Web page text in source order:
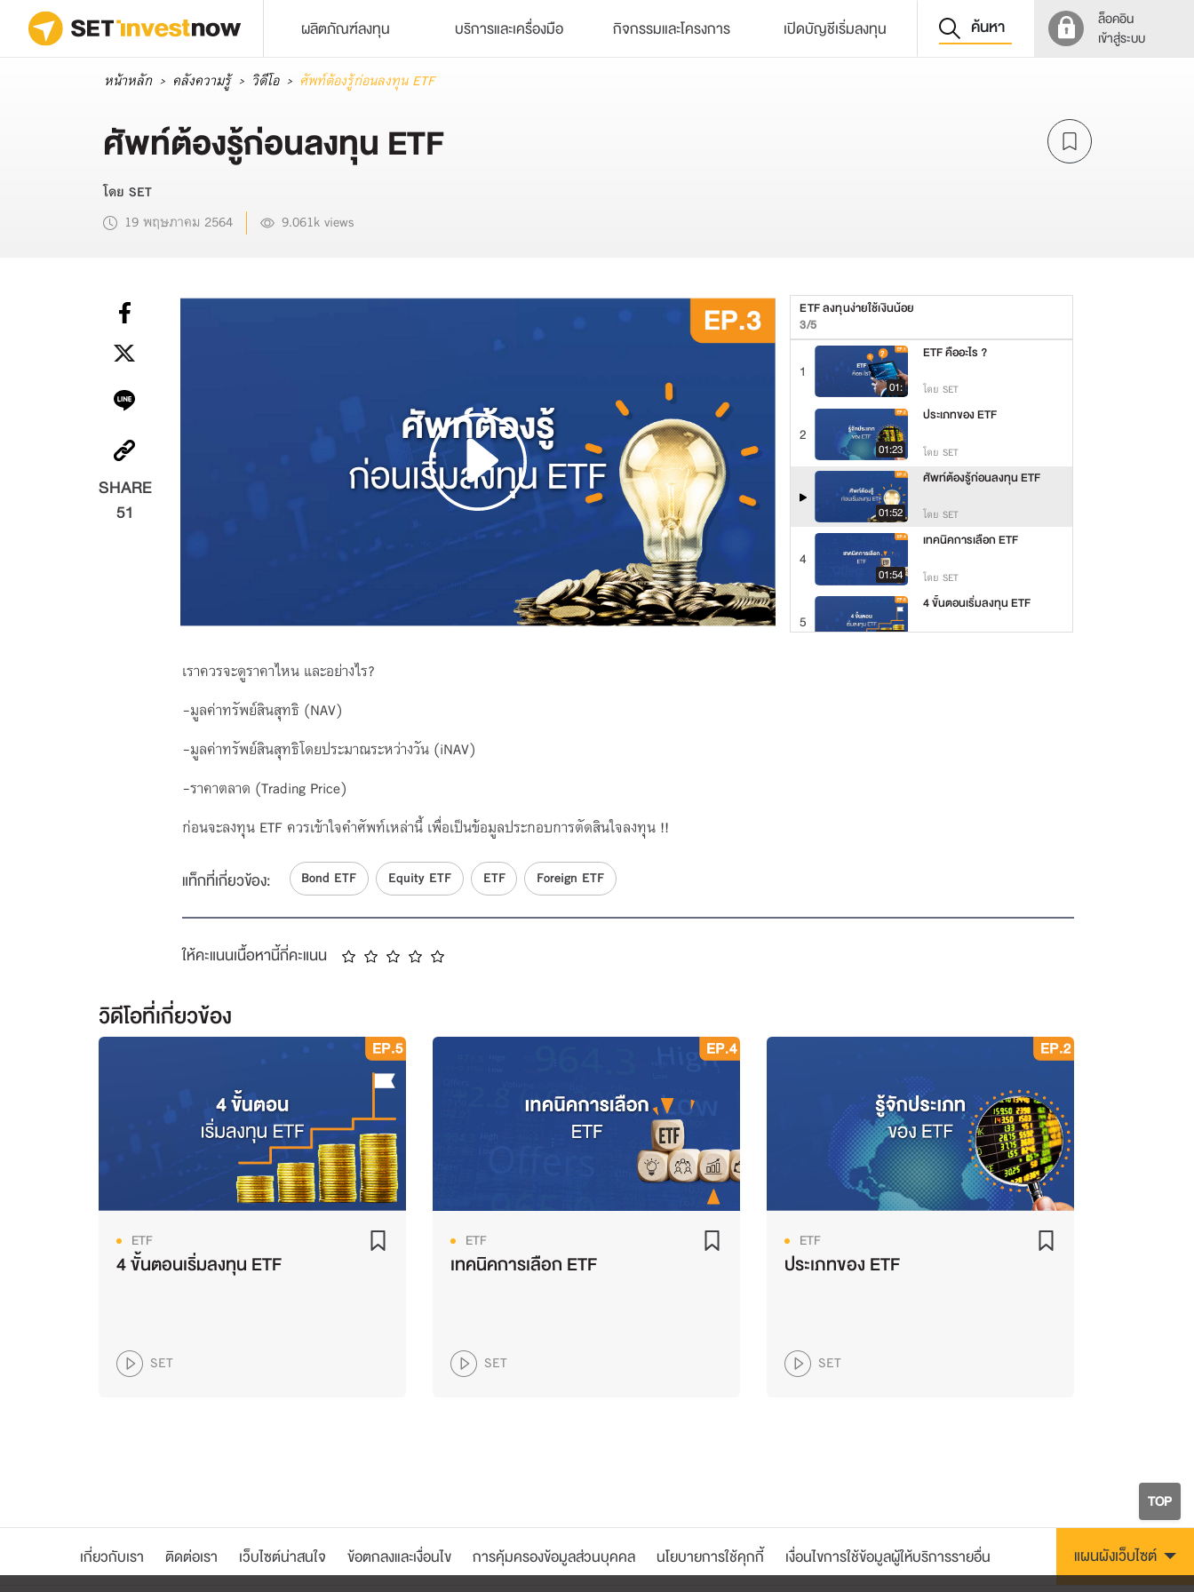
ผลิตภัณฑ์ลงทุน บริการและเครื่องมือ กิจกรรมและโครงการ เปิดบัญชีเริ่มลงทุน ค้นหา
ล็อคอิน
เข้าสู่ระบบ
หน้าหลัก คลังความรู้ วิดีโอ ศัพท์ต้องรู้ก่อนลงทุน ETF
ศัพท์ต้องรู้ก่อนลงทุน ETF
โดย SET
19 พฤษภาคม 2564
9.061k views
SHARE
51
ETF ลงทุนง่ายใช้เงินน้อย
3/5
1
01:
ETF คืออะไร ?
โดย SET
2
01:23
ประเภทของ ETF
โดย SET
01:52
ศัพท์ต้องรู้ก่อนลงทุน ETF
โดย SET
4
01:54
เทคนิคการเลือก ETF
โดย SET
5
01:15
4 ขั้นตอนเริ่มลงทุน ETF
เราควรจะดูราคาไหน และอย่างไร?
-มูลค่าทรัพย์สินสุทธิ (NAV)
-มูลค่าทรัพย์สินสุทธิโดยประมาณระหว่างวัน (iNAV)
-ราคาตลาด (Trading Price)
ก่อนจะลงทุน ETF ควรเข้าใจคำศัพท์เหล่านี้ เพื่อเป็นข้อมูลประกอบการตัดสินใจลงทุน !!
แท็กที่เกี่ยวข้อง: Bond ETF Equity ETF ETF Foreign ETF
ให้คะแนนเนื้อหานี้กี่คะแนน
วิดีโอที่เกี่ยวข้อง
ETF
4 ขั้นตอนเริ่มลงทุน ETF
SET
ETF
เทคนิคการเลือก ETF
SET
ETF
ประเภทของ ETF
SET
TOP
เกี่ยวกับเรา ติดต่อเรา เว็บไซต์น่าสนใจ ข้อตกลงและเงื่อนไข การคุ้มครองข้อมูลส่วนบุคคล นโยบายการใช้คุกกี้ เงื่อนไขการใช้ข้อมูลผู้ให้บริการรายอื่น แผนผังเว็บไซต์